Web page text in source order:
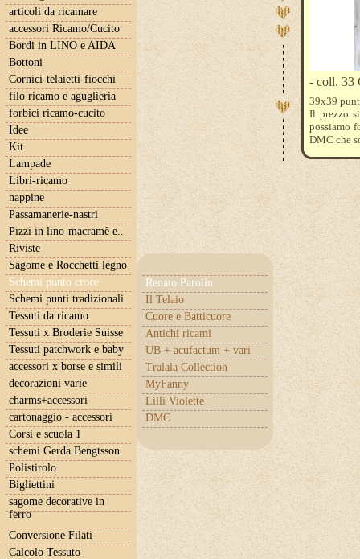
articoli da ricamare
accessori Ricamo/Cucito
Bordi in LINO e AIDA
Bottoni
Cornici-telaietti-fiocchi
filo ricamo e aguglieria
forbici ricamo-cucito
Idee
Kit
Lampade
Libri-ricamo
nappine
Passamanerie-nastri
Pizzi in lino-macramè e..
Riviste
Sagome e Rocchetti legno
Schemi punto croce
Renato Parolin
Il Telaio
Cuore e Batticuore
Antichi ricami
UB + acufactum + vari
Tralala Collection
MyFanny
Lilli Violette
DMC
Schemi punti tradizionali
Tessuti da ricamo
Tessuti x Broderie Suisse
Tessuti patchwork e baby
accessori x borse e simili
decorazioni varie
charms+accessori
cartonaggio - accessori
Corsi e scuola 1
schemi Gerda Bengtsson
Polistirolo
Bigliettini
sagome decorative in
ferro
Conversione Filati
Calcolo Tessuto
- coll. 33
39x39
Il prezzo
possiamo
DMC che